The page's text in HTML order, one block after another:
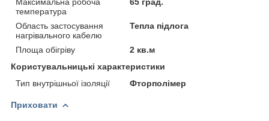
температура
Область застосування
нагрівального кабелю
Тепла підлога
Площа обігріву
2 кв.м
Користувальницькі характеристики
Тип внутрішньої ізоляції
Фторполімер
Приховати